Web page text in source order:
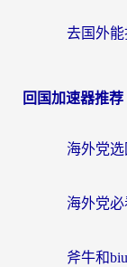
回国加速器推荐